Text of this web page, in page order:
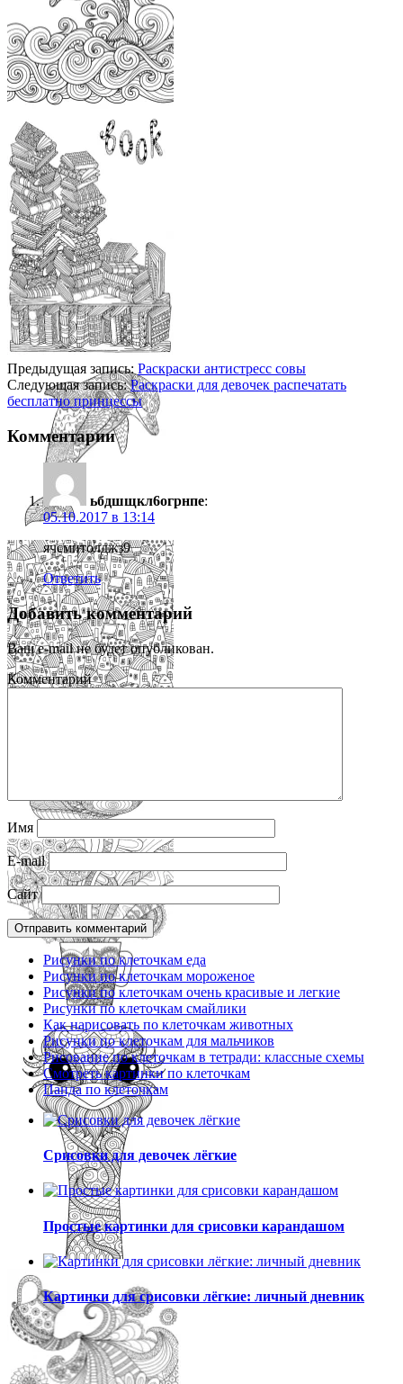
Предыдущая запись: Раскраски антистресс совы
Следующая запись:Раскраски для девочек распечатать
бесплатно принцессы
Комментарии
ьбдшщкл6огрнпе:
05.10.2017 в 13:14
ячсмитолджз9
Ответить
Добавить комментарий
Ваш e-mail не будет опубликован.
Комментарий
Имя
E-mail
Сайт
Рисунки по клеточкам еда
Рисунки по клеточкам мороженое
Рисунки по клеточкам очень красивые и легкие
Рисунки по клеточкам смайлики
Как нарисовать по клеточкам животных
Рисунки по клеточкам для мальчиков
Рисование по клеточкам в тетради: классные схемы
Смотреть картинки по клеточкам
Панда по клеточкам
Срисовки для девочек лёгкие
Простые картинки для срисовки карандашом
Картинки для срисовки лёгкие: личный дневник